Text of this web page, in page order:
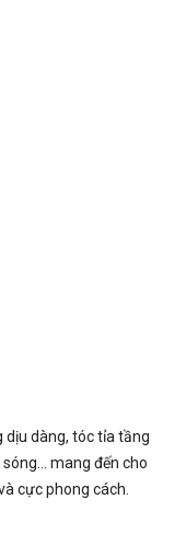
dịu dàng, tóc tỉa tầng
mang đến cho
cực phong cách.